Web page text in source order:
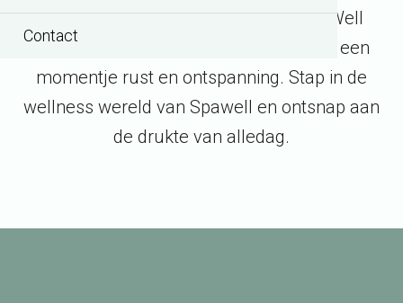
Contact
wellnessresort van het noorden! SpaWell
Groningen-Peize is de ideale plek voor een
momentje rust en ontspanning. Stap in de
wellness wereld van Spawell en ontsnap aan
de drukte van alledag.